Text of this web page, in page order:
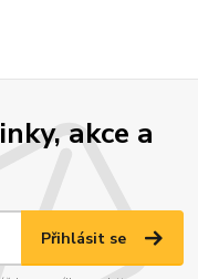
akce a
Přihlásit se